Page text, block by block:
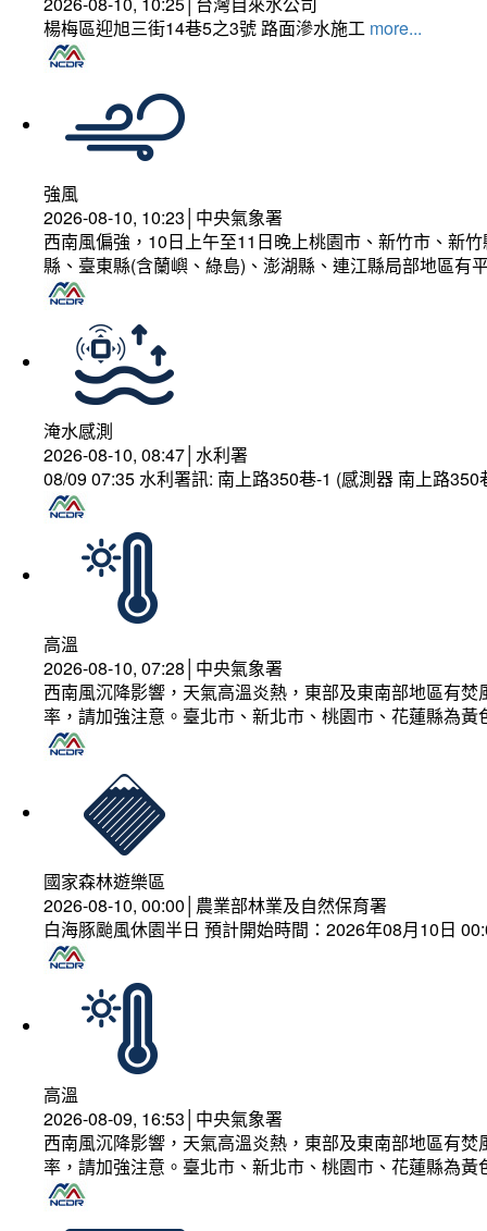
楊梅區迎旭三街14巷5之3號 路面滲水施工 more...
強風
2026-08-10, 10:23│中央氣象署
西南風偏強，10日上午至11日晚上桃園市、新竹市、新
縣、臺東縣(含蘭嶼、綠島)、澎湖縣、連江縣局部地區
淹水感測
2026-08-10, 08:47│水利署
08/09 07:35 水利署訊: 南上路350巷-1 (感測器 南上路
高溫
2026-08-10, 07:28│中央氣象署
西南風沉降影響，天氣高溫炎熱，東部及東南部地區有
率，請加強注意。臺北市、新北市、桃園市、花蓮縣為
國家森林遊樂區
2026-08-10, 00:00│農業部林業及自然保育署
白海豚颱風休園半日 預計開始時間：2026年08月10日
高溫
2026-08-09, 16:53│中央氣象署
西南風沉降影響，天氣高溫炎熱，東部及東南部地區有
率，請加強注意。臺北市、新北市、桃園市、花蓮縣為